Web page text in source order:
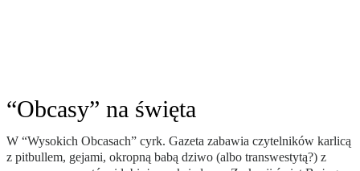
“Obcasy” na święta
W “Wysokich Obcasach” cyrk. Gazeta zabawia czytelników karlicą
z pitbullem, gejami, okropną babą dziwo (albo transwestytą?) z